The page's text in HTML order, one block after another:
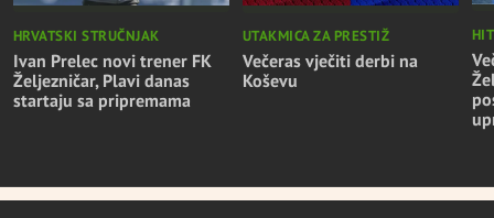
HRVATSKI STRUČNJAK
Ivan Prelec novi trener FK
Željezničar, Plavi danas
startaju sa pripremama
UTAKMICA ZA PRESTIŽ
Večeras vječiti derbi na
Koševu